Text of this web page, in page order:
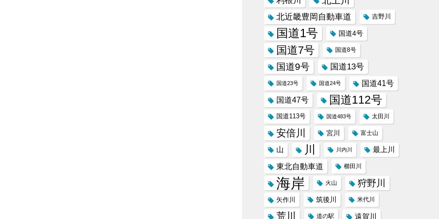
北近畿豊岡自動車道 吉野川
国道1号 国道4号
国道7号 国道8号
国道9号 国道13号
国道23号 国道24号 国道41号
国道47号 国道112号
国道113号 国道483号 太田川
安倍川 宮川 富士山
山 川 川内川 最上川
東北自動車道 櫛田川
海岸 火山 狩野川
矢作川 筑後川 米代川
荒川 道の駅 遠賀川